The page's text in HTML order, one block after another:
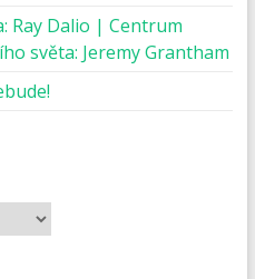
Ray Dalio | Centrum
světa: Jeremy Grantham